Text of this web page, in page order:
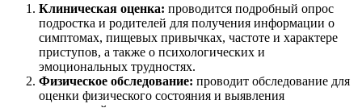
Клиническая оценка: проводится подробный опрос
подростка и родителей для получения информации о
симптомах, пищевых привычках, частоте и характере
приступов, а также о психологических и
эмоциональных трудностях.
Физическое обследование: проводит обследование для
оценки физического состояния и выявления